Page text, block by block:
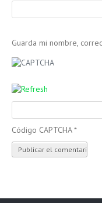
Guarda mi nombre,
Código CAPTCHA*